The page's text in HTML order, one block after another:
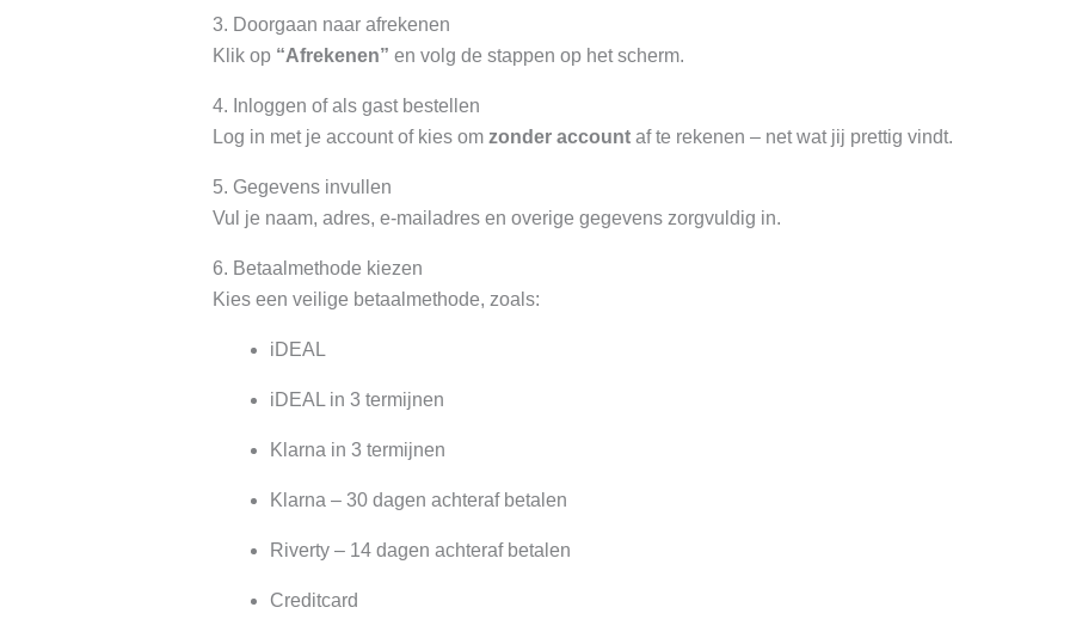
3. Doorgaan naar afrekenen
Klik op “Afrekenen” en volg de stappen op het scherm.
4. Inloggen of als gast bestellen
Log in met je account of kies om zonder accountaf te rekenen – net wat jij prettig vindt.
5. Gegevens invullen
Vul je naam, adres, e-mailadres en overige gegevens zorgvuldig in.
6. Betaalmethode kiezen
Kies een veilige betaalmethode, zoals:
iDEAL
iDEAL in 3 termijnen
Klarna in 3 termijnen
Klarna – 30 dagen achteraf betalen
Riverty – 14 dagen achteraf betalen
Creditcard